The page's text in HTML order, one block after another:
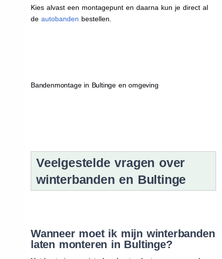
Kies alvast een montagepunt en daarna kun je direct al
de autobanden bestellen.
Bandenmontage in Bultinge en omgeving
Veelgestelde vragen over
winterbanden en Bultinge
Wanneer moet ik mijn winterbanden
laten monteren in Bultinge?